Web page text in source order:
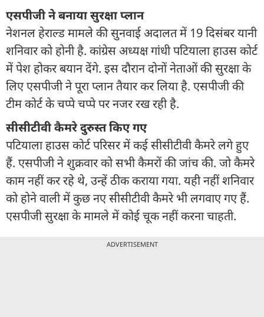
एसपीजी ने बनाया सुरक्षा प्लान
नेशनल हेराल्ड मामले की सुनवाई अदालत में 19 दिसंबर यानी
शनिवार को होनी है. कांग्रेस अध्यक्ष गांधी पटियाला हाउस कोर्ट
में पेश होकर बयान देंगे. इस दौरान दोनों नेताओं की सुरक्षा के
लिए एसपीजी ने पूरा प्लान तैयार कर लिया है. एसपीजी की
टीम कोर्ट के चप्पे चप्पे पर नजर रख रही है.
सीसीटीवी कैमरे दुरुस्त किए गए
पटियाला हाउस कोर्ट परिसर में कई सीसीटीवी कैमरे लगे हुए
हैं. एसपीजी ने शुक्रवार को सभी कैमरों की जांच की. जो कैमरे
काम नहीं कर रहे थे, उन्हें ठीक कराया गया. यही नहीं शनिवार
को होने वाली में कुछ नए सीसीटीवी कैमरे भी लगवाए गए हैं.
एसपीजी सुरक्षा के मामले में कोई चूक नहीं करना चाहती.
ADVERTISEMENT